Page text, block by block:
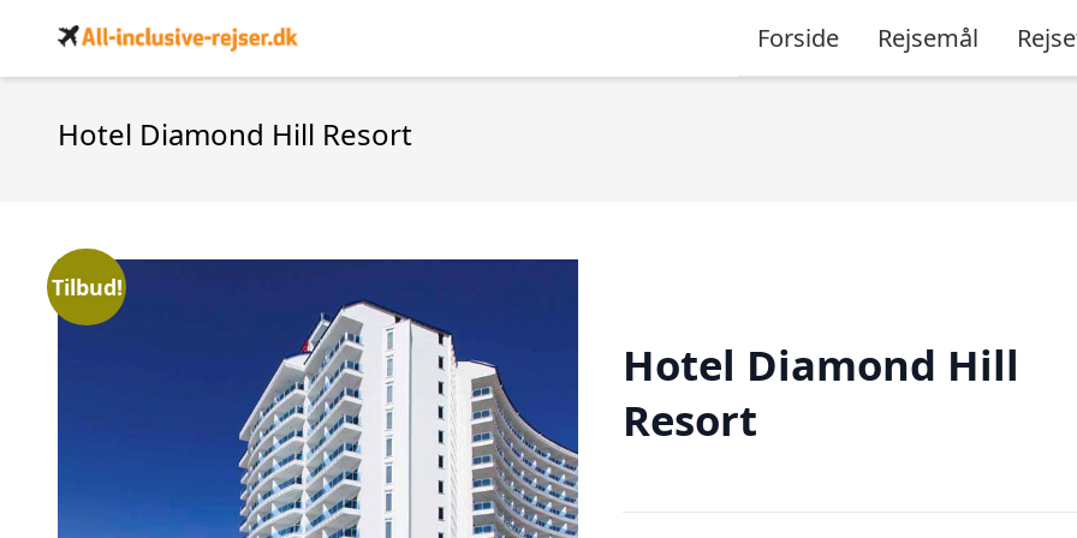
Forside Rejsemål
Hotel Diamond Hill Resort
Tilbud!
Hotel Diamond Hill
Resort